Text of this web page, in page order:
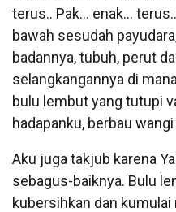
terus.. Pak… enak…
bawah sesudah
badannya, tubuh, perut
selangkangannya di
bulu lembut yang tutupi
hadapanku, berbau
Aku juga takjub karena
sebagus-baiknya. Bulu
kubersihkan dan